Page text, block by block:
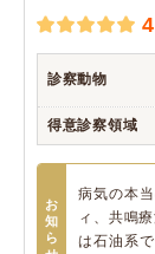
診察動物
得意診察領域
お
知
ら
病気の本
ィ、共鳴
は石油系